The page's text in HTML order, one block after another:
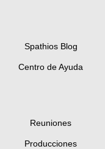
Spathios Blog
Centro de Ayuda
Reuniones
Producciones